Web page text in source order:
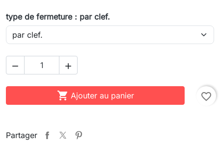
type de fermeture : par clef.
 
 Ajouter au panier favorite_border
Partager